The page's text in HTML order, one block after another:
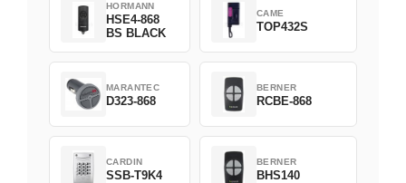
HORMANN
HSE4-868
BS BLACK
CAME
TOP432S
MARANTEC
D323-868
BERNER
RCBE-868
CARDIN
SSB-T9K4
BERNER
BHS140